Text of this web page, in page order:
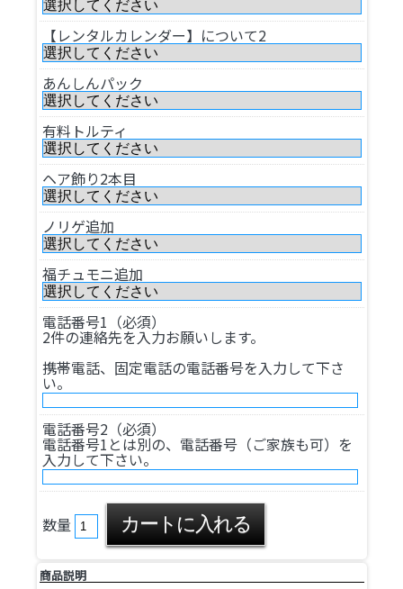
【レンタルカレンダー】について2
あんしんパック
有料トルティ
ヘア飾り2本目
ノリゲ追加
福チュモニ追加
電話番号1（必須）
2件の連絡先を入力お願いします。
携帯電話、固定電話の電話番号を入力して下さ
い。
電話番号2（必須）
電話番号1とは別の、電話番号（ご家族も可）を
入力して下さい。
数量
商品説明